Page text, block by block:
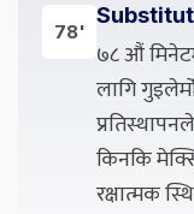
78'
७८ औं
लागि
किनकि
रक्षात्मक